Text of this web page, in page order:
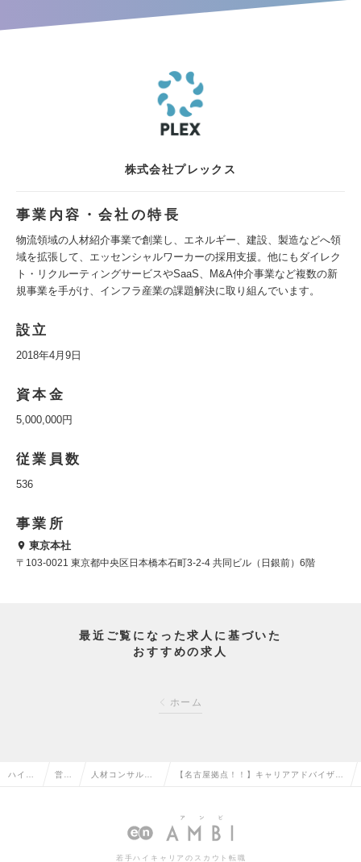
株式会社プレックス
事業内容・会社の特長
物流領域の人材紹介事業で創業し、エネルギー、建設、製造などへ領
域を拡張して、エッセンシャルワーカーの採用支援。他にもダイレク
ト・リクルーティングサービスやSaaS、M&A仲介事業など複数の新
規事業を手がけ、インフラ産業の課題解決に取り組んでいます。
設立
2018年4月9日
資本金
5,000,000円
従業員数
536
事業所
東京本社
〒103-0021 東京都中央区日本橋本石町3-2-4 共同ビル（日銀前）6階
最近ご覧になった求人に基づいた
おすすめの求人
ホーム
ハイク 営業 人材コンサルタ
ネーターの転職
【名古屋拠点！！】キャリアアドバイザー
日120日／土日祝休みの求人情報
若手ハイキャリアのスカウト転職